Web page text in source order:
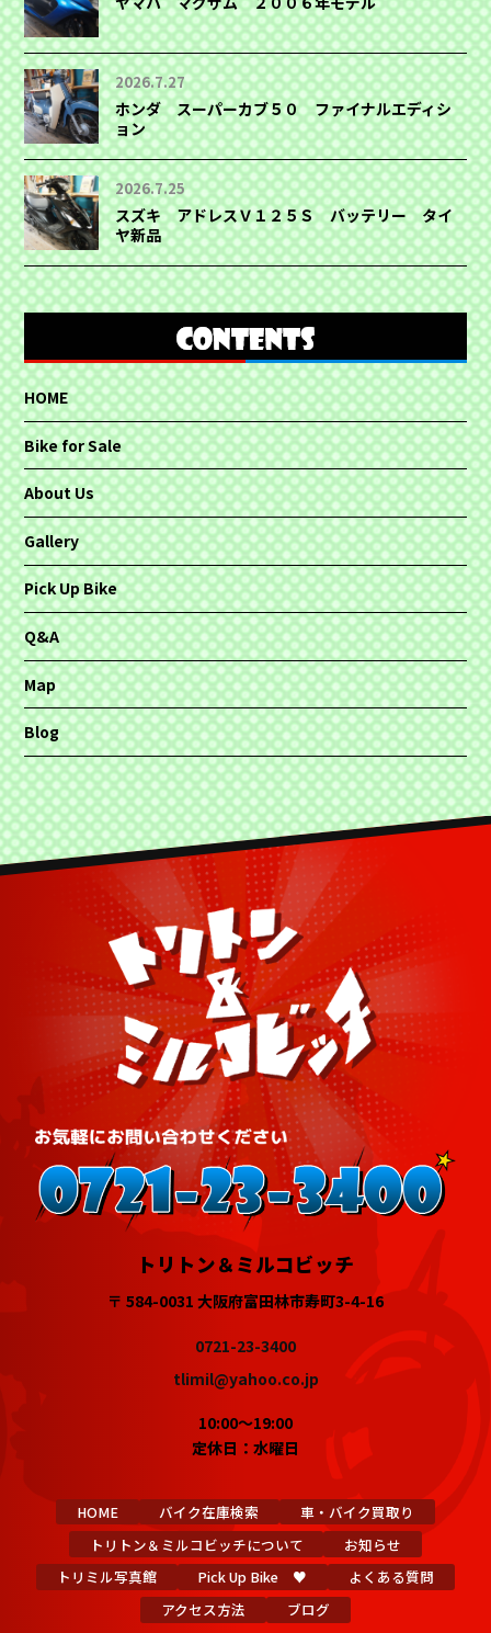
2026.7.27
ホンダ スーパーカブ５０ ファイナルエディシ
ョン
2026.7.25
スズキ アドレスＶ１２５Ｓ バッテリー タイ
ヤ新品
HOME
Bike for Sale
About Us
Gallery
Pick Up Bike
Q&A
Map
Blog
トリトン＆ミルコビッチ
〒 584-0031 大阪府富田林市寿町3-4-16
0721-23-3400
tlimil@yahoo.co.jp
10:00～19:00
定休日：水曜日
HOME バイク在庫検索
車・バイク買取り
トリトン＆ミルコビッチについて
お知らせ
トリミル写真館
Pick Up Bike ♥
よくある質問
アクセス方法
ブログ